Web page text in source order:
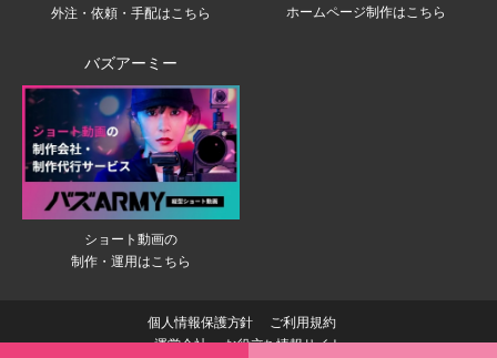
外注・依頼・手配はこちら
ホームページ制作はこちら
バズアーミー
ショート動画の
制作・運用はこちら
個人情報保護方針
ご利用規約
運営会社
お役立ち情報サイト